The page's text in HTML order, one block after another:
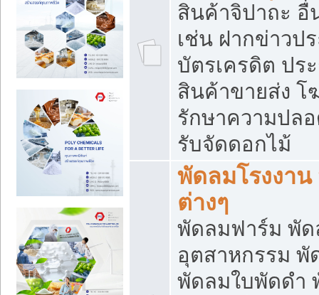
สินค้าจิปาถะ อื่
เช่น ฝากข่าวป
บัตรเครดิต ปร
สินค้าขายส่ง
รักษาความปล
รับจัดดอกไม้
พัดลมโรงงา
ต่างๆ
พัดลมฟาร์ม พัด
อุตสาหกรรม
พัดลมใบพัดดำ